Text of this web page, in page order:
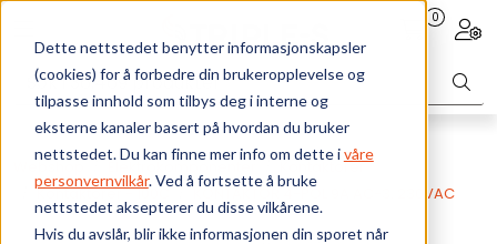
Dette nettstedet benytter informasjonskapsler
(cookies) for å forbedre din brukeropplevelse og
tilpasse innhold som tilbys deg i interne og
eksterne kanaler basert på hvordan du bruker
nettstedet. Du kan finne mer info om dette ivåre
personvernvilkår. Ved å fortsette å bruke
nettstedet aksepterer du disse vilkårene.
Hvis du avslår, blir ikke informasjonen din sporet når
Skip to main content 0
Webshop Elektrokomponenter
Kontaktorer
Kontaktorer - 100C
KONTAKTOR 4-POL 9A AC-3. 230VAC
Bærekraft
Vi tilbyr
Ressurser